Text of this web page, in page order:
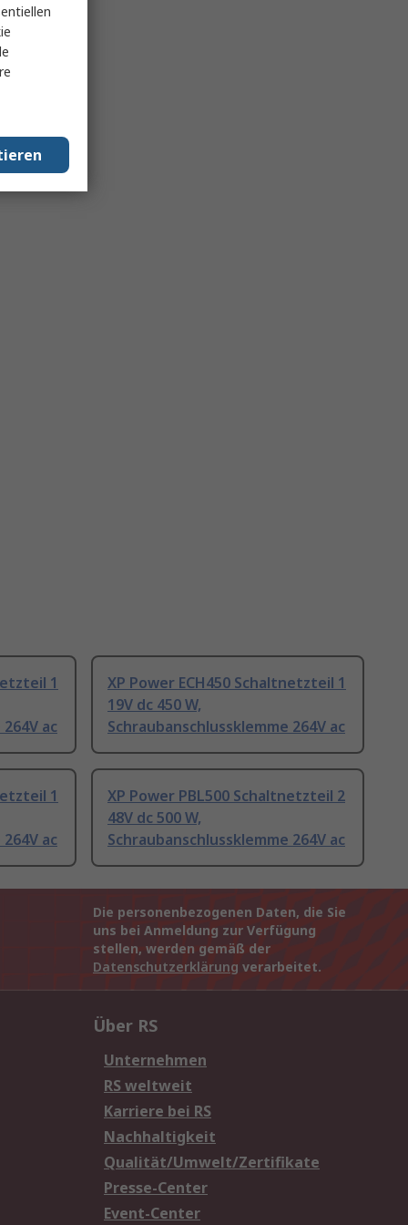
1
ac
XP Power ECH450 Schaltnetzteil 1
19V dc 450 W,
Schraubanschlussklemme 264V ac
1
ac
XP Power PBL500 Schaltnetzteil 2
48V dc 500 W,
Schraubanschlussklemme 264V ac
Die personenbezogenen Daten, die Sie
uns bei Anmeldung zur Verfügung
stellen, werden gemäß der
Datenschutzerklärung verarbeitet.
Über RS
Unternehmen
RS weltweit
Karriere bei RS
Nachhaltigkeit
Qualität/Umwelt/Zertifikate
Presse-Center
Event-Center